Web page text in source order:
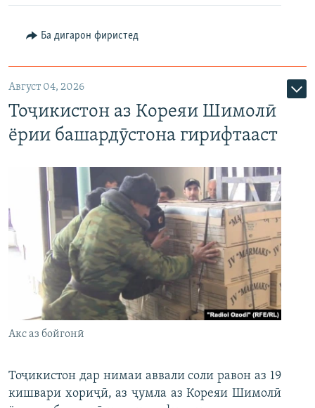
Ба дигарон фиристед
Август 04, 2026
Тоҷикистон аз Кореяи Шимолӣ
ёрии башардӯстона гирифтааст
Акс аз бойгонӣ
Тоҷикистон дар нимаи аввали соли равон аз 19
кишвари хориҷӣ, аз ҷумла аз Кореяи Шимолӣ